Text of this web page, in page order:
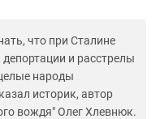
что при Сталине
и расстрелы
народы
историк, автор
вождя" Олег Хлевнюк.